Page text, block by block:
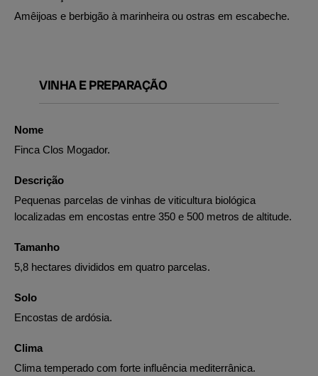
Amêijoas e berbigão à marinheira ou ostras em escabeche.
VINHA E PREPARAÇÃO
Nome
Finca Clos Mogador.
Descrição
Pequenas parcelas de vinhas de viticultura biológica
localizadas em encostas entre 350 e 500 metros de altitude.
Tamanho
5,8 hectares divididos em quatro parcelas.
Solo
Encostas de ardósia.
Clima
Clima temperado com forte influência mediterrânica.